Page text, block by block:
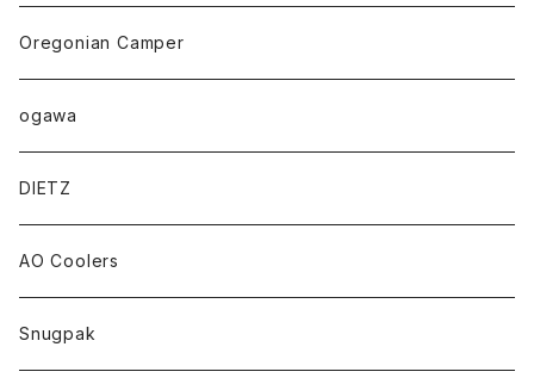
Oregonian Camper
ogawa
DIETZ
AO Coolers
Snugpak